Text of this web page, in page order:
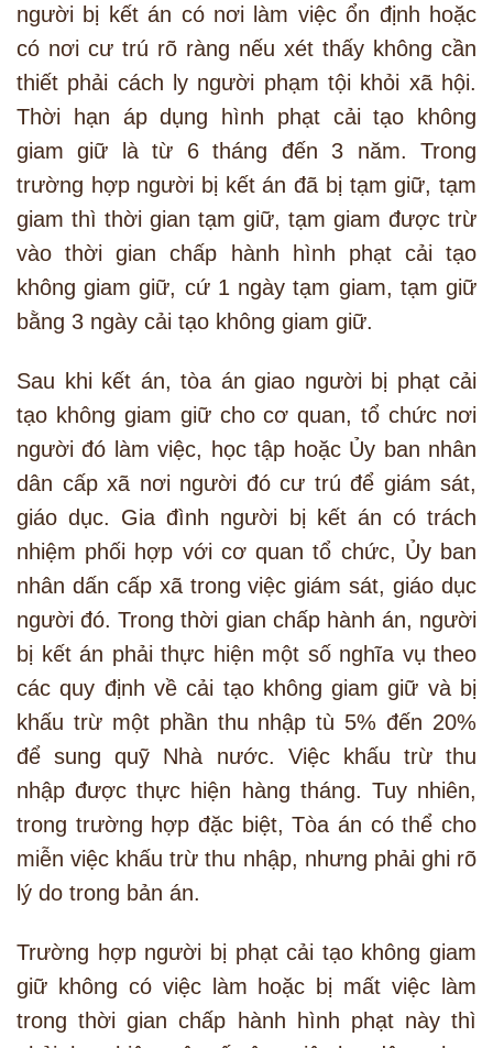
người bị kết án có nơi làm việc ổn định hoặc
có nơi cư trú rõ ràng nếu xét thấy không cần
thiết phải cách ly người phạm tội khỏi xã hội.
Thời hạn áp dụng hình phạt cải tạo không
giam giữ là từ 6 tháng đến 3 năm. Trong
trường hợp người bị kết án đã bị tạm giữ, tạm
giam thì thời gian tạm giữ, tạm giam được trừ
vào thời gian chấp hành hình phạt cải tạo
không giam giữ, cứ 1 ngày tạm giam, tạm giữ
bằng 3 ngày cải tạo không giam giữ.
Sau khi kết án, tòa án giao người bị phạt cải
tạo không giam giữ cho cơ quan, tổ chức nơi
người đó làm việc, học tập hoặc Ủy ban nhân
dân cấp xã nơi người đó cư trú để giám sát,
giáo dục. Gia đình người bị kết án có trách
nhiệm phối hợp với cơ quan tổ chức, Ủy ban
nhân dấn cấp xã trong việc giám sát, giáo dục
người đó. Trong thời gian chấp hành án, người
bị kết án phải thực hiện một số nghĩa vụ theo
các quy định về cải tạo không giam giữ và bị
khấu trừ một phần thu nhập tù 5% đến 20%
để sung quỹ Nhà nước. Việc khấu trừ thu
nhập được thực hiện hàng tháng. Tuy nhiên,
trong trường hợp đặc biệt, Tòa án có thể cho
miễn việc khấu trừ thu nhập, nhưng phải ghi rõ
lý do trong bản án.
Trường hợp người bị phạt cải tạo không giam
giữ không có việc làm hoặc bị mất việc làm
trong thời gian chấp hành hình phạt này thì